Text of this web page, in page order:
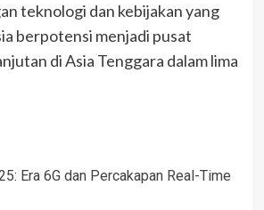
teknologi dan kebijakan yang
berpotensi menjadi pusat
di Asia Tenggara dalam lima
Era 6G dan Percakapan Real-Time